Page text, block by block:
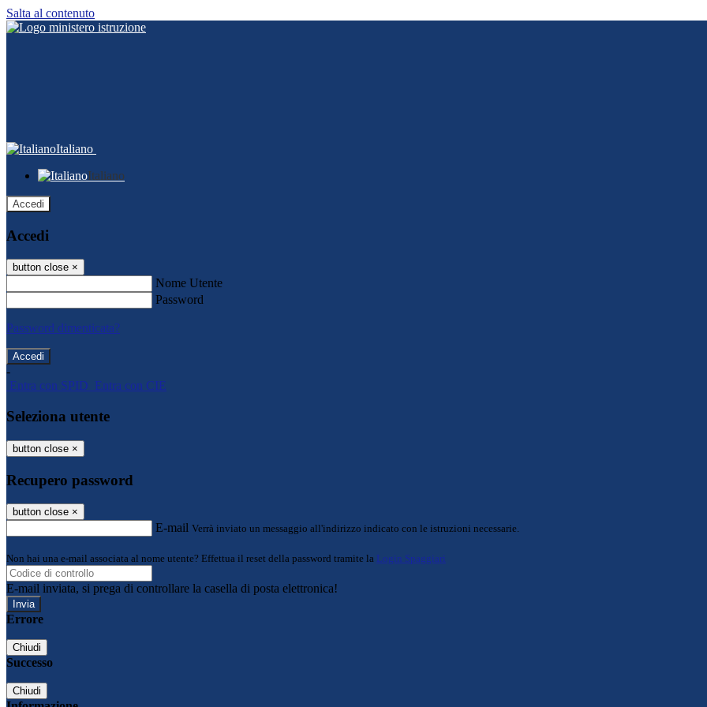
Salta al contenuto
Italiano
Italiano
Accedi
Accedi
button close ×
Nome Utente
Password
Password dimenticata?
-
Entra con SPID Entra con CIE
Seleziona utente
button close ×
Recupero password
button close ×
E-mail Verrà inviato un messaggio all'indirizzo indicato con le istruzioni necessarie.
Non hai una e-mail associata al nome utente? Effettua il reset della password tramite la Login Spaggiari
E-mail inviata, si prega di controllare la casella di posta elettronica!
Errore
Chiudi
Successo
Chiudi